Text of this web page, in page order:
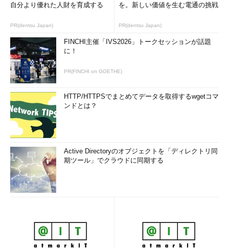
自分より優れた人財を育成する
PR(dentsu Japan)
を。新しい価値を生む電通の挑戦
PR(dentsu Japan)
FINCHI主催「IVS2026」トークセッションが話題
に！
PR(FINCHI on GOETHE)
HTTP/HTTPSでまとめてデータを取得するwgetコマ
ンドとは？
Active Directoryのオブジェクトを「ディレクトリ同
期ツール」でクラウドに同期する